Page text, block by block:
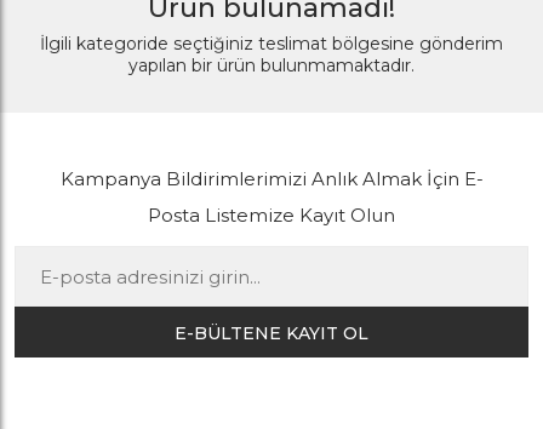
Ürün bulunamadı!
İlgili kategoride seçtiğiniz teslimat bölgesine gönderim
yapılan bir ürün bulunmamaktadır.
Kampanya Bildirimlerimizi Anlık Almak İçin E-
Posta Listemize Kayıt Olun
E-BÜLTENE KAYIT OL